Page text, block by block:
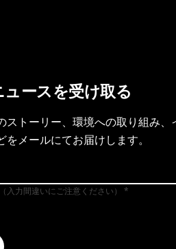
ースを受け取る
ストーリー、環境への取り組み、
をメールにてお届けします。
入力間違いにご注意ください）